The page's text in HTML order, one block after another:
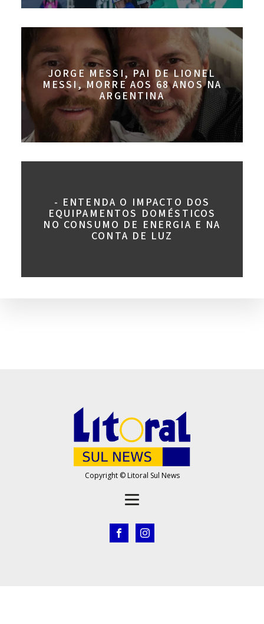
JORGE MESSI, PAI DE LIONEL
MESSI, MORRE AOS 68 ANOS NA
ARGENTINA
- ENTENDA O IMPACTO DOS
EQUIPAMENTOS DOMÉSTICOS
NO CONSUMO DE ENERGIA E NA
CONTA DE LUZ
Copyright © Litoral Sul News